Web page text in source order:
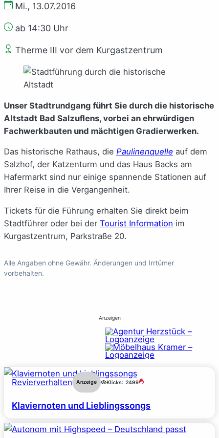
Mi., 13.07.2016
ab 14:30 Uhr
Therme III vor dem Kurgastzentrum
Unser Stadtrundgang führt Sie durch die historische
Altstadt Bad Salzuflens, vorbei an ehrwürdigen
Fachwerkbauten und mächtigen Gradierwerken.
Das historische Rathaus, die Paulinenquelle auf dem
Salzhof, der Katzenturm und das Haus Backs am
Hafermarkt sind nur einige spannende Stationen auf
Ihrer Reise in die Vergangenheit.
Tickets für die Führung erhalten Sie direkt beim
Stadtführer oder bei der Tourist Information im
Kurgastzentrum, Parkstraße 20.
Alle Angaben ohne Gewähr. Änderungen und Irrtümer
vorbehalten.
Anzeigen
Revierverhalten Anzeige Klicks: 2499
Klaviernoten und Lieblingssongs